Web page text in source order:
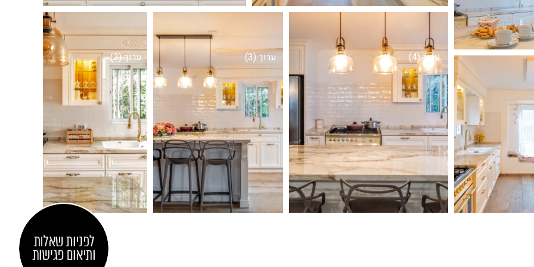
ערוך (2) ערוך (3) ערוך (4)